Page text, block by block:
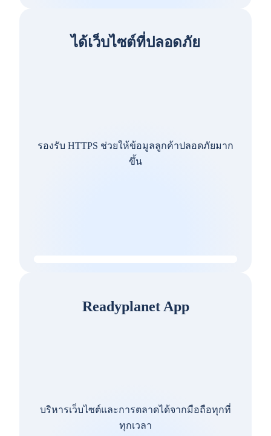
ได้เว็บไซต์ที่ปลอดภัย
รองรับ HTTPS ช่วยให้ข้อมูลลูกค้าปลอดภัยมาก
ขึ้น
Readyplanet App
บริหารเว็บไซต์และการตลาดได้จากมือถือทุกที่
ทุกเวลา